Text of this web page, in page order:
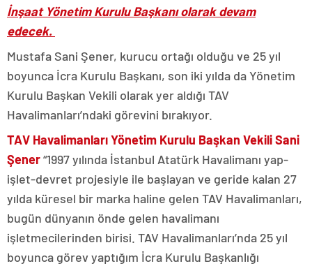
İnşaat Yönetim Kurulu Başkanı olarak devam
edecek.
Mustafa Sani Şener, kurucu ortağı olduğu ve 25 yıl
boyunca İcra Kurulu Başkanı, son iki yılda da Yönetim
Kurulu Başkan Vekili olarak yer aldığı TAV
Havalimanları’ndaki görevini bırakıyor.
TAV Havalimanları Yönetim Kurulu Başkan Vekili Sani
Şener“1997 yılında İstanbul Atatürk Havalimanı yap-
işlet-devret projesiyle ile başlayan ve geride kalan 27
yılda küresel bir marka haline gelen TAV Havalimanları,
bugün dünyanın önde gelen havalimanı
işletmecilerinden birisi. TAV Havalimanları’nda 25 yıl
boyunca görev yaptığım İcra Kurulu Başkanlığı